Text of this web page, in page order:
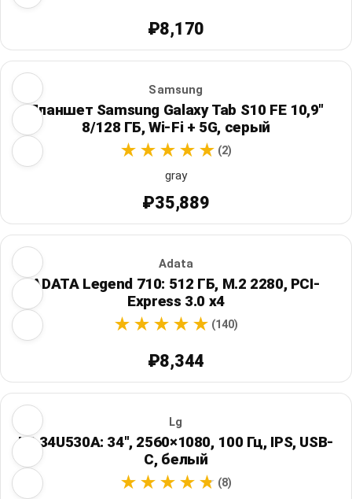
₽8,170
Samsung
Планшет Samsung Galaxy Tab S10 FE 10,9"
8/128 ГБ, Wi‑Fi + 5G, серый
(2)
gray
₽35,889
Adata
ADATA Legend 710: 512 ГБ, M.2 2280, PCI-
Express 3.0 x4
(140)
₽8,344
Lg
LG 34U530A: 34", 2560×1080, 100 Гц, IPS, USB-
C, белый
(8)